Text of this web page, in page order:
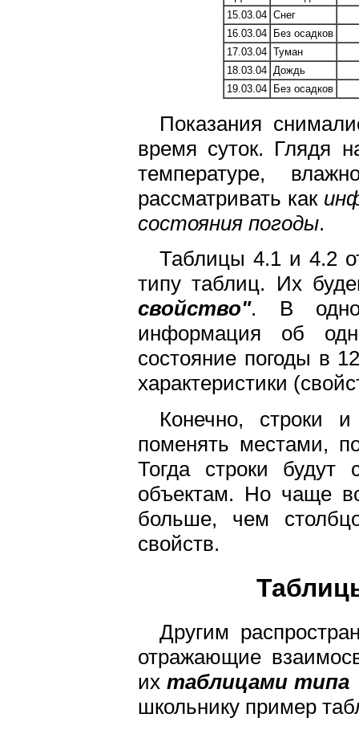
15.03.04 Снег
16.03.04
Без осадков
17.03.04 Туман
18.03.04
Дождь
19.03.04
Без осадков
Показания
время суток. Глядя
температуре,
рассматривать как
состояния погоды.
Таблицы 4.1 и 4.2
типу таблиц. Их
свойство". В
информация об
состояние погоды в
характеристики
Конечно, строки
поменять местами,
Тогда строки будут
объектам. Но чаще
больше, чем
свойств.
Другим
отражающие
ихтаблицами типа
школьнику пример